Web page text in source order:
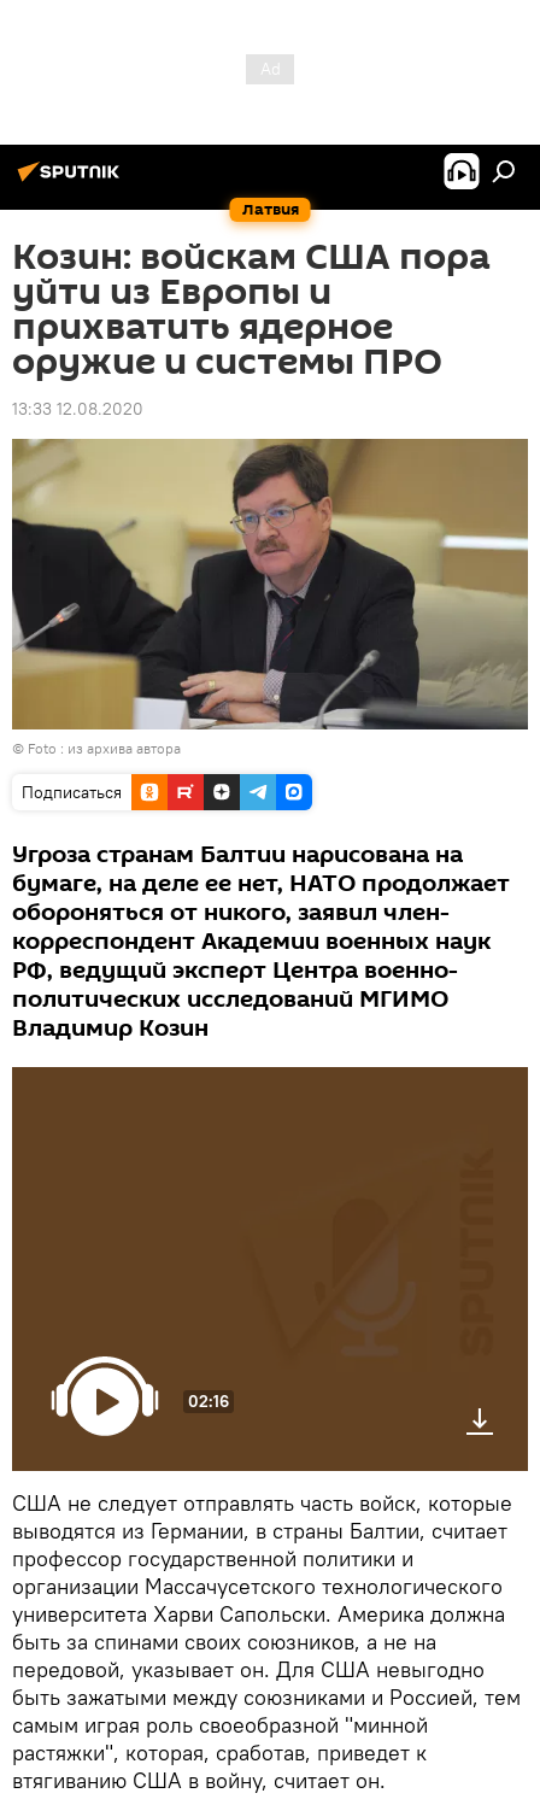
Латвия
Козин: войскам США пора
уйти из Европы и
прихватить ядерное
оружие и системы ПРО
13:33 12.08.2020
© Foto : из архива автора
Подписаться
Угроза странам Балтии нарисована на
бумаге, на деле ее нет, НАТО продолжает
обороняться от никого, заявил член-
корреспондент Академии военных наук
РФ, ведущий эксперт Центра военно-
политических исследований МГИМО
Владимир Козин
02:16
США не следует отправлять часть войск, которые
выводятся из Германии, в страны Балтии, считает
профессор государственной политики и
организации Массачусетского технологического
университета Харви Сапольски. Америка должна
быть за спинами своих союзников, а не на
передовой, указывает он. Для США невыгодно
быть зажатыми между союзниками и Россией, тем
самым играя роль своеобразной "минной
растяжки", которая, сработав, приведет к
втягиванию США в войну, считает он.